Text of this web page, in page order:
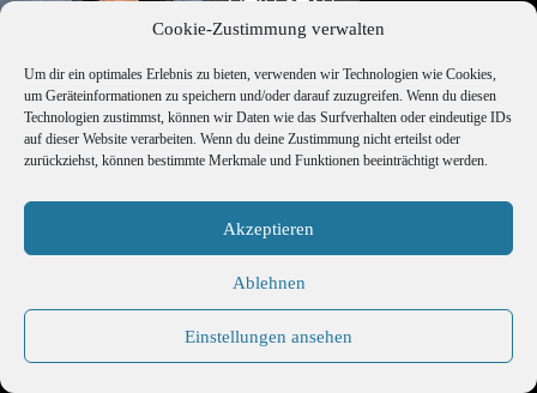
Cookie-Zustimmung verwalten
Um dir ein optimales Erlebnis zu bieten, verwenden wir Technologien wie Cookies,
um Geräteinformationen zu speichern und/oder darauf zuzugreifen. Wenn du diesen
Technologien zustimmst, können wir Daten wie das Surfverhalten oder eindeutige IDs
auf dieser Website verarbeiten. Wenn du deine Zustimmung nicht erteilst oder
zurückziehst, können bestimmte Merkmale und Funktionen beeinträchtigt werden.
Akzeptieren
Ablehnen
Einstellungen ansehen
Premium Newsletter